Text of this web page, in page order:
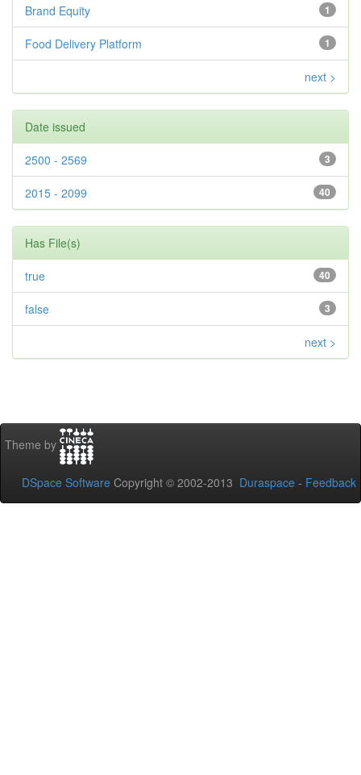
1
Brand Equity
1
Food Delivery Platform
next >
Date issued
3
2500 - 2569
40
2015 - 2099
Has File(s)
40
true
3
false
next >
Theme by
DSpace Software Copyright © 2002-2013 Duraspace - Feedback